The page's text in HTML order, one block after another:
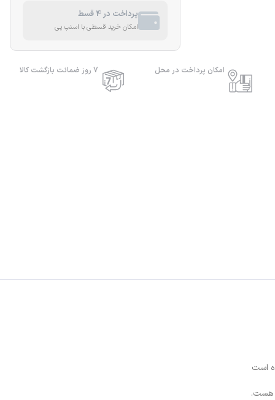
پرداخت در 4 قسط
امکان خرید قسطی با اسنپ پی
امکان پرداخت در محل 7 روز ضمانت بازگشت کالا
هست.